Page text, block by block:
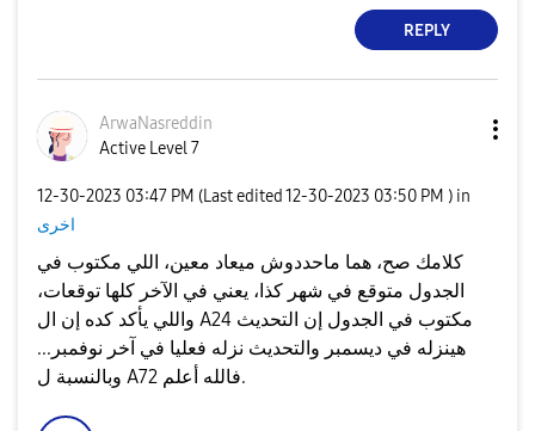
REPLY
ArwaNasreddin
Active Level 7
‎12-30-2023 03:47 PM (Last edited ‎12-30-2023 03:50 PM ) in
اخرى
كلامك صح، هما ماحددوش ميعاد معين، اللي مكتوب في
الجدول متوقع في شهر كذا، يعني في الآخر كلها توقعات،
واللي يأكد كده إن ال A24 مكتوب في الجدول إن التحديث
هينزله في ديسمبر والتحديث نزله فعليا في آخر نوفمبر...
وبالنسبة ل A72 فالله أعلم.